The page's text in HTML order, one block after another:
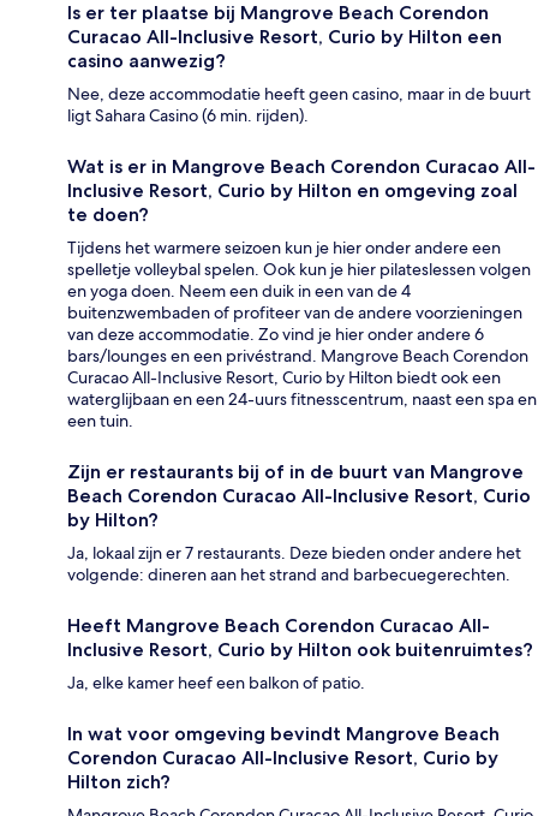
Is er ter plaatse bij Mangrove Beach Corendon
Curacao All-Inclusive Resort, Curio by Hilton een
casino aanwezig?
Nee, deze accommodatie heeft geen casino, maar in de buurt
ligt Sahara Casino (6 min. rijden).
Wat is er in Mangrove Beach Corendon Curacao All-
Inclusive Resort, Curio by Hilton en omgeving zoal
te doen?
Tijdens het warmere seizoen kun je hier onder andere een
spelletje volleybal spelen. Ook kun je hier pilateslessen volgen
en yoga doen. Neem een duik in een van de 4
buitenzwembaden of profiteer van de andere voorzieningen
van deze accommodatie. Zo vind je hier onder andere 6
bars/lounges en een privéstrand. Mangrove Beach Corendon
Curacao All-Inclusive Resort, Curio by Hilton biedt ook een
waterglijbaan en een 24-uurs fitnesscentrum, naast een spa en
een tuin.
Zijn er restaurants bij of in de buurt van Mangrove
Beach Corendon Curacao All-Inclusive Resort, Curio
by Hilton?
Ja, lokaal zijn er 7 restaurants. Deze bieden onder andere het
volgende: dineren aan het strand and barbecuegerechten.
Heeft Mangrove Beach Corendon Curacao All-
Inclusive Resort, Curio by Hilton ook buitenruimtes?
Ja, elke kamer heef een balkon of patio.
In wat voor omgeving bevindt Mangrove Beach
Corendon Curacao All-Inclusive Resort, Curio by
Hilton zich?